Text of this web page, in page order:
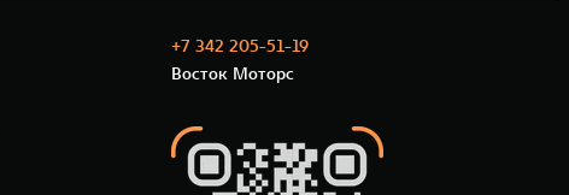
+7 342 205-51-19
Восток Моторс